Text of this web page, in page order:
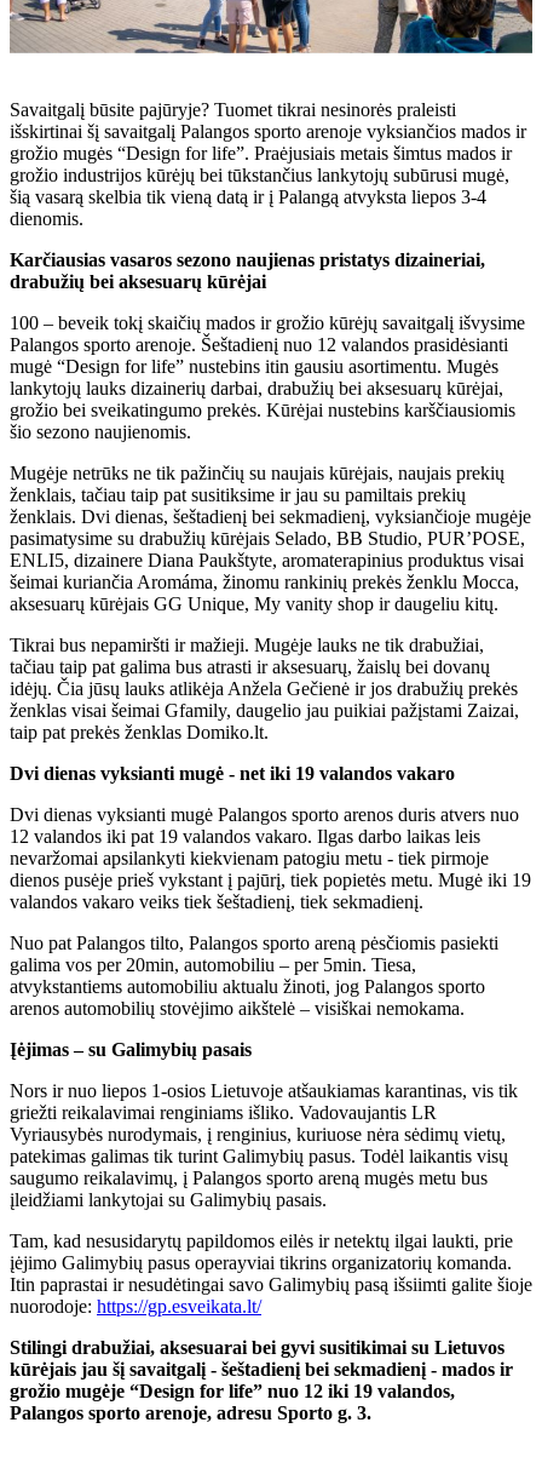
Savaitgalį būsite pajūryje? Tuomet tikrai nesinorės praleisti
išskirtinai šį savaitgalį Palangos sporto arenoje vyksiančios mados ir
grožio mugės “Design for life”. Praėjusiais metais šimtus mados ir
grožio industrijos kūrėjų bei tūkstančius lankytojų subūrusi mugė,
šią vasarą skelbia tik vieną datą ir į Palangą atvyksta liepos 3-4
dienomis.
Karčiausias vasaros sezono naujienas pristatys dizaineriai,
drabužių bei aksesuarų kūrėjai
100 – beveik tokį skaičių mados ir grožio kūrėjų savaitgalį išvysime
Palangos sporto arenoje. Šeštadienį nuo 12 valandos prasidėsianti
mugė “Design for life” nustebins itin gausiu asortimentu. Mugės
lankytojų lauks dizainerių darbai, drabužių bei aksesuarų kūrėjai,
grožio bei sveikatingumo prekės. Kūrėjai nustebins karščiausiomis
šio sezono naujienomis.
Mugėje netrūks ne tik pažinčių su naujais kūrėjais, naujais prekių
ženklais, tačiau taip pat susitiksime ir jau su pamiltais prekių
ženklais. Dvi dienas, šeštadienį bei sekmadienį, vyksiančioje mugėje
pasimatysime su drabužių kūrėjais Selado, BB Studio, PUR’POSE,
ENLI5, dizainere Diana Paukštyte, aromaterapinius produktus visai
šeimai kuriančia Aromáma, žinomu rankinių prekės ženklu Mocca,
aksesuarų kūrėjais GG Unique, My vanity shop ir daugeliu kitų.
Tikrai bus nepamiršti ir mažieji. Mugėje lauks ne tik drabužiai,
tačiau taip pat galima bus atrasti ir aksesuarų, žaislų bei dovanų
idėjų. Čia jūsų lauks atlikėja Anžela Gečienė ir jos drabužių prekės
ženklas visai šeimai Gfamily, daugelio jau puikiai pažįstami Zaizai,
taip pat prekės ženklas Domiko.lt.
Dvi dienas vyksianti mugė - net iki 19 valandos vakaro
Dvi dienas vyksianti mugė Palangos sporto arenos duris atvers nuo
12 valandos iki pat 19 valandos vakaro. Ilgas darbo laikas leis
nevaržomai apsilankyti kiekvienam patogiu metu - tiek pirmoje
dienos pusėje prieš vykstant į pajūrį, tiek popietės metu. Mugė iki 19
valandos vakaro veiks tiek šeštadienį, tiek sekmadienį.
Nuo pat Palangos tilto, Palangos sporto areną pėsčiomis pasiekti
galima vos per 20min, automobiliu – per 5min. Tiesa,
atvykstantiems automobiliu aktualu žinoti, jog Palangos sporto
arenos automobilių stovėjimo aikštelė – visiškai nemokama.
Įėjimas – su Galimybių pasais
Nors ir nuo liepos 1-osios Lietuvoje atšaukiamas karantinas, vis tik
griežti reikalavimai renginiams išliko. Vadovaujantis LR
Vyriausybės nurodymais, į renginius, kuriuose nėra sėdimų vietų,
patekimas galimas tik turint Galimybių pasus. Todėl laikantis visų
saugumo reikalavimų, į Palangos sporto areną mugės metu bus
įleidžiami lankytojai su Galimybių pasais.
Tam, kad nesusidarytų papildomos eilės ir netektų ilgai laukti, prie
įėjimo Galimybių pasus operayviai tikrins organizatorių komanda.
Itin paprastai ir nesudėtingai savo Galimybių pasą išsiimti galite šioje
nuorodoje: https://gp.esveikata.lt/
Stilingi drabužiai, aksesuarai bei gyvi susitikimai su Lietuvos
kūrėjais jau šį savaitgalį - šeštadienį bei sekmadienį - mados ir
grožio mugėje “Design for life” nuo 12 iki 19 valandos,
Palangos sporto arenoje, adresu Sporto g. 3.